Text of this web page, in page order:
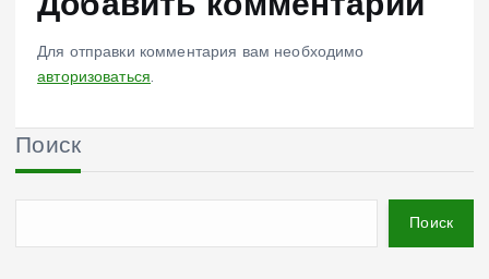
Добавить комментарий
Для отправки комментария вам необходимо
авторизоваться.
Поиск
Поиск